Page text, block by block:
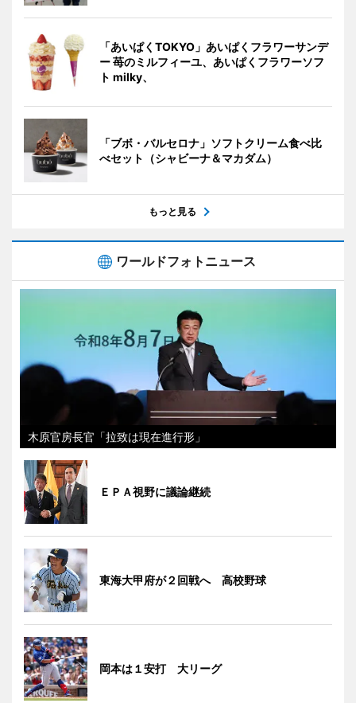
「あいぱくTOKYO」あいぱくフラワーサンデ
ー 苺のミルフィーユ、あいぱくフラワーソフ
ト milky、
「ブボ・バルセロナ」ソフトクリーム食べ比
べセット（シャビーナ＆マカダム）
もっと見る
ワールドフォトニュース
木原官房長官「拉致は現在進行形」
ＥＰＡ視野に議論継続
東海大甲府が２回戦へ 高校野球
岡本は１安打 大リーグ